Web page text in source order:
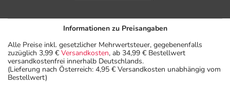
- vor Hitze geschützt
- vor Feuchtigkeit geschützt (z.B. im fest verschlossenen
Behältnis)
aufbewahrt werden.
Wichtige Hinweise
Informationen zu Preisangaben
Alle Preise inkl. gesetzlicher Mehrwertsteuer, gegebenenfalls
zuzüglich 3,99 € Versandkosten, ab 34,99 € Bestellwert
versandkostenfrei innerhalb Deutschlands.
(Lieferung nach Österreich: 4,95 € Versandkosten unabhängig vom
Bestellwert)